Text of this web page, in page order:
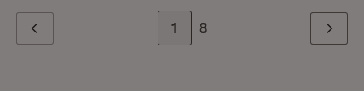
Zur Seite
1 Zur letzten Seite
8 Weiter